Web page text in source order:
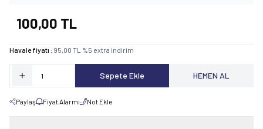
100,00 TL
Havale fiyatı : 95,00 TL %5 extra indirim
Sepete Ekle HEMEN AL
Paylaş Fiyat Alarmı Not Ekle